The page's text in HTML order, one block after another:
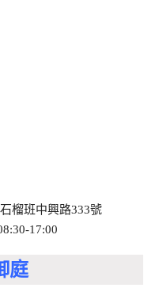
榴班中興路333號
17:00
庭